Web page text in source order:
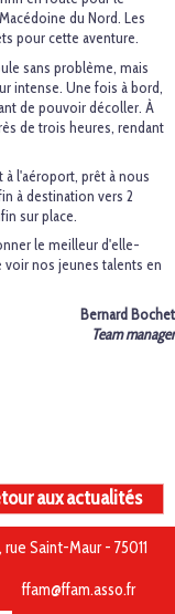
du Nord. Les
pour cette aventure.
sans problème, mais
intense. Une fois à bord,
de pouvoir décoller. À
de trois heures, rendant
l'aéroport, prêt à nous
à destination vers 2
sur place.
le meilleur d'elle-
nos jeunes talents en
Bernard Bochet
Team manager
aux actualités
Saint-Maur - 75011
ffam@ffam.asso.fr